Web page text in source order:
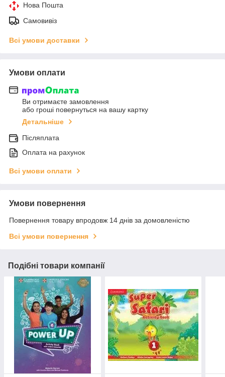
Нова Пошта
Самовивіз
Всі умови доставки
Умови оплати
Ви отримаєте замовлення
або гроші повернуться на вашу картку
Детальніше
Післяплата
Оплата на рахунок
Всі умови оплати
Умови повернення
Повернення товару впродовж 14 днів за домовленістю
Всі умови повернення
Подібні товари компанії